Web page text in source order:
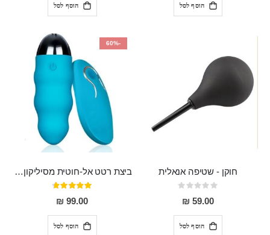
הוסף לסל הוסף לסל
חוקן - שטיפה אנאלית
Rating:
0%
59.00 ₪
הוסף לסל
-60%
ביצת רטט אל-חוטית מסיליקון רפואי בגודל של 8 ס"מ ורוחב 3 ס"מ בעלת 20 מהירויות שונות "ENKI"
דירוג:
93%
99.00 ₪
הוסף לסל